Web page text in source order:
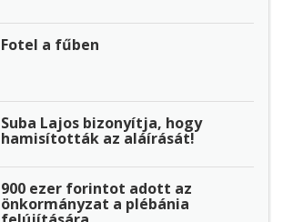
Fotel a fűben
Suba Lajos bizonyítja, hogy
hamisították az aláírását!
900 ezer forintot adott az
önkormányzat a plébánia